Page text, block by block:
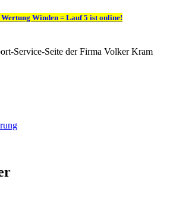
Winden = Lauf 5 ist online!
Service-Seite der Firma Volker Kram